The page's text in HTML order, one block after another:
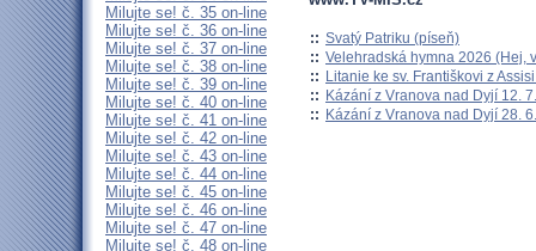
Milujte se! č. 35 on-line
Milujte se! č. 36 on-line
Milujte se! č. 37 on-line
Milujte se! č. 38 on-line
Milujte se! č. 39 on-line
Milujte se! č. 40 on-line
Milujte se! č. 41 on-line
Milujte se! č. 42 on-line
Milujte se! č. 43 on-line
Milujte se! č. 44 on-line
Milujte se! č. 45 on-line
Milujte se! č. 46 on-line
Milujte se! č. 47 on-line
Milujte se! č. 48 on-line
:: Svatý Patriku (píseň)
:: Velehradská hymna 2026 (Hej,
:: Litanie ke sv. Františkovi z
:: Kázání z Vranova nad Dyjí 12.
:: Kázání z Vranova nad Dyjí 28.